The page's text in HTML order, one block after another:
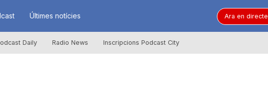
Últimes notícies Ara en directe
Daily Radio News Inscripcions Podcast City